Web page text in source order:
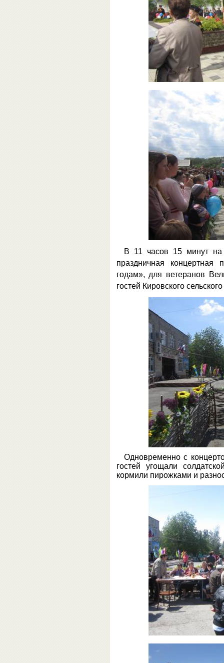
В 11 часов 15 минут на
праздничная концертная
годам», для ветеранов
гостей Кировского
Одновременно с
гостей угощали
кормили пирожками и